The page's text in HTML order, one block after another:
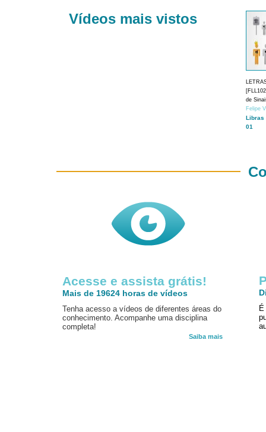
Vídeos mais vistos
de
Felipe
Libras
01
Acesse e assista grátis!
Mais de 19624 horas de vídeos
Tenha acesso a vídeos de diferentes áreas do
conhecimento. Acompanhe uma disciplina
completa!
Saiba mais